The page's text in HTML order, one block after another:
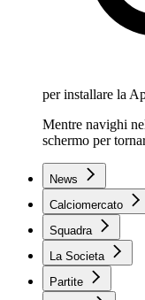
per installare la
Mentre navighi
schermo per
News
Calciomercato
Squadra
La Societa
Partite